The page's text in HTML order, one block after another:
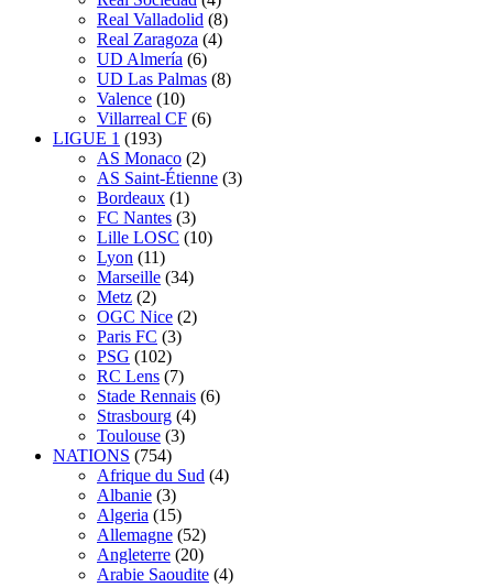
Real Valladolid (8)
Real Zaragoza (4)
UD Almería (6)
UD Las Palmas (8)
Valence (10)
Villarreal CF (6)
LIGUE 1 (193)
AS Monaco (2)
AS Saint-Étienne (3)
Bordeaux (1)
FC Nantes (3)
Lille LOSC (10)
Lyon (11)
Marseille (34)
Metz (2)
OGC Nice (2)
Paris FC (3)
PSG (102)
RC Lens (7)
Stade Rennais (6)
Strasbourg (4)
Toulouse (3)
NATIONS (754)
Afrique du Sud (4)
Albanie (3)
Algeria (15)
Allemagne (52)
Angleterre (20)
Arabie Saoudite (4)